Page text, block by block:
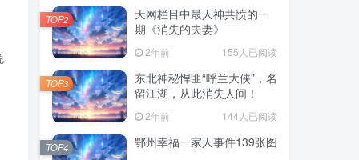
天网栏目中最人神共愤的一
期《消失的夫妻》
2年前 155人已阅读
TOP2
东北神秘悍匪“呼兰大侠”，名
留江湖，从此消失人间！
2年前 144人已阅读
TOP3
鄂州幸福一家人事件139张图
TOP4